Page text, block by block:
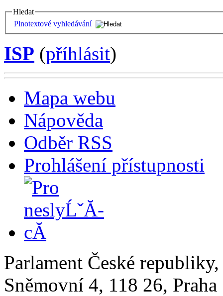
Hledat
Plnotextové vyhledávání
ISP (příhlásit)
Mapa webu
Nápověda
Odběr RSS
Prohlášení přístupnosti
Parlament České
Sněmovní 4, 118 26,